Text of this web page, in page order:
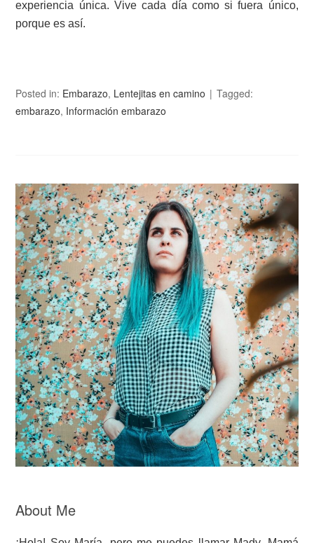
experiencia única. Vive cada día como si fuera único,
porque es así.
Posted in: Embarazo, Lentejitas en camino
Tagged:
embarazo, Información embarazo
About Me